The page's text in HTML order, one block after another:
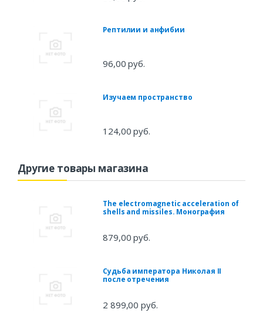
Рептилии и анфибии
96,00 руб.
Изучаем пространство
124,00 руб.
Другие товары магазина
The electromagnetic acceleration of
shells and missiles. Монография
879,00 руб.
Судьба императора Николая II
после отречения
2 899,00 руб.